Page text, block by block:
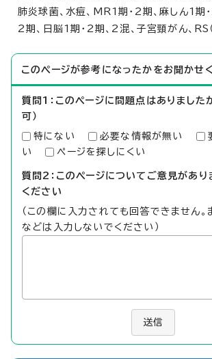
肺炎球菌、水痘、MR1期・2期、麻しん1期
2期、日脳1期・2期、2混、子宮頸がん、RS
このページが参考になったかをお聞かせく
質問1：このページに問題点はありました
可）
特にない 必要な情報が無い
い
ページを探しにくい
質問2：このページについてご意見があり
ください
（この欄に入力されても回答できません。
などは入力しないでください）
送信